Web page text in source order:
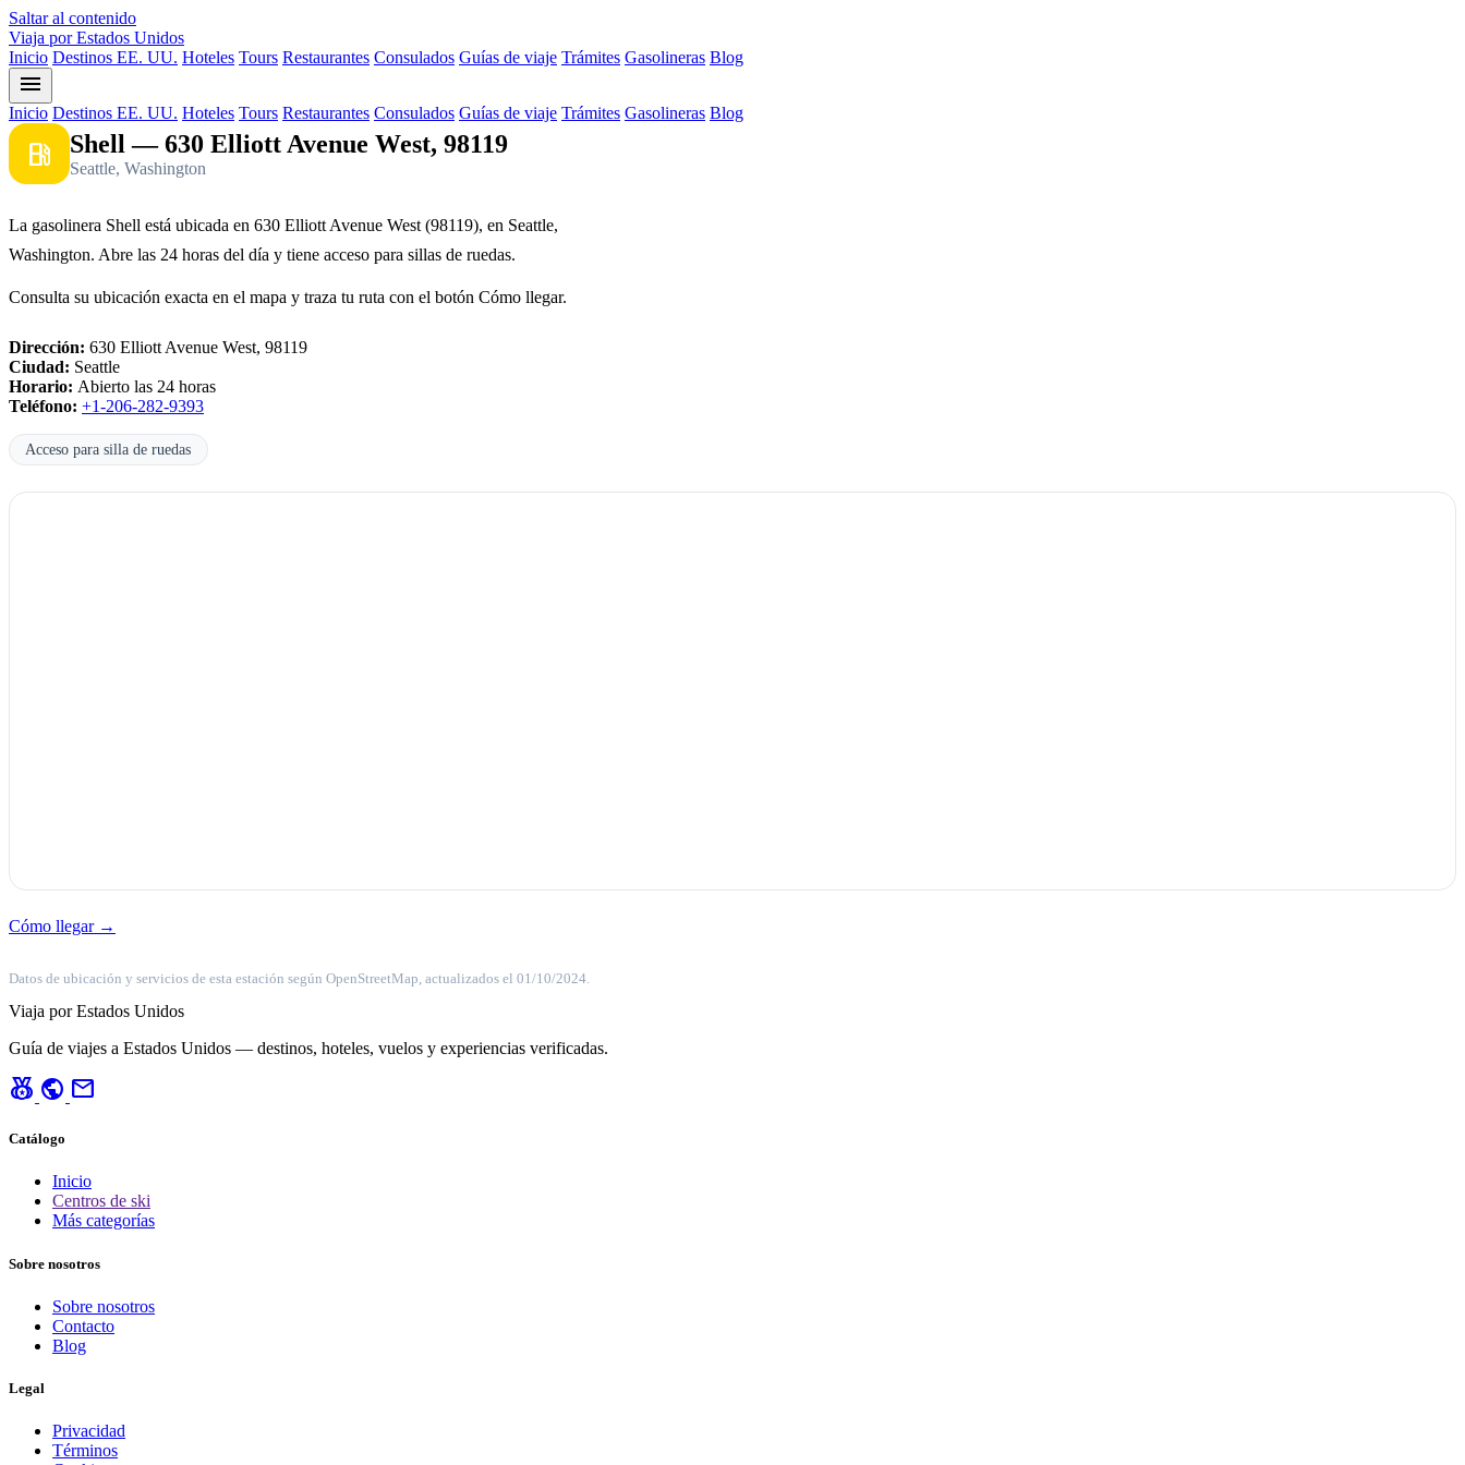
Saltar al contenido
Viaja por Estados Unidos
Inicio Destinos EE. UU. Hoteles Tours Restaurantes Consulados Guías de viaje Trámites Gasolineras Blog
menu
Inicio Destinos EE. UU. Hoteles Tours Restaurantes Consulados Guías de viaje Trámites Gasolineras Blog
local_gas_station Shell — 630 Elliott Avenue West, 98119
Seattle, Washington
La gasolinera Shell está ubicada en 630 Elliott Avenue West (98119), en Seattle,
Washington. Abre las 24 horas del día y tiene acceso para sillas de ruedas.
Consulta su ubicación exacta en el mapa y traza tu ruta con el botón Cómo llegar.
Dirección: 630 Elliott Avenue West, 98119
Ciudad: Seattle
Horario: Abierto las 24 horas
Teléfono: +1-206-282-9393
Acceso para silla de ruedas
Cómo llegar →
Datos de ubicación y servicios de esta estación según OpenStreetMap, actualizados el 01/10/2024.
Viaja por Estados Unidos
Guía de viajes a Estados Unidos — destinos, hoteles, vuelos y experiencias verificadas.
social_leaderboard public mail
Catálogo
Inicio
Centros de ski
Más categorías
Sobre nosotros
Sobre nosotros
Contacto
Blog
Legal
Privacidad
Términos